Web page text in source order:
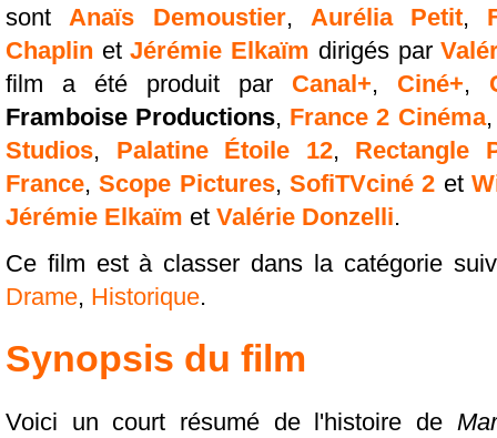
sontAnaïs Demoustier, Aurélia Petit,
Chaplin etJérémie Elkaïm dirigés par
film a été produit par Canal+, Ciné+,
Framboise Productions, France 2 Cinéma
Studios, Palatine Étoile 12, Rectangle
France,Scope Pictures,SofiTVciné 2 et
Jérémie Elkaïm et Valérie Donzelli.
Ce film est à classer dans la catégorie
Drame, Historique.
Synopsis du film
Voici un court résumé de l'histoire de